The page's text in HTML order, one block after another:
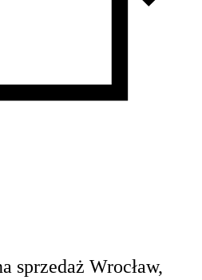
sprzedaż Wrocław,